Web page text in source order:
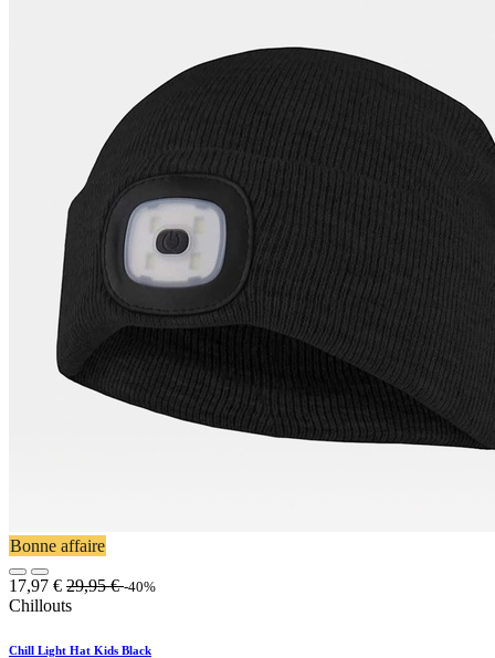
Bonne affaire
17,97 € 29,95€ -40%
Chillouts
Chill Light Hat Kids Black